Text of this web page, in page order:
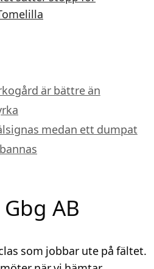
är bättre än
medan ett dumpat
AB
som jobbar ute på fältet.